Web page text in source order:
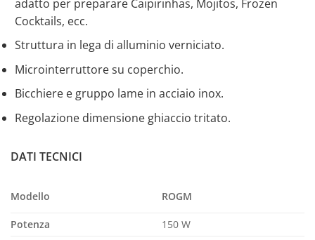
adatto per preparare Caipirinhas, Mojitos, Frozen
Cocktails, ecc.
Struttura in lega di alluminio verniciato.
Microinterruttore su coperchio.
Bicchiere e gruppo lame in acciaio inox.
Regolazione dimensione ghiaccio tritato.
DATI TECNICI
Modello ROGM
Potenza
150 W